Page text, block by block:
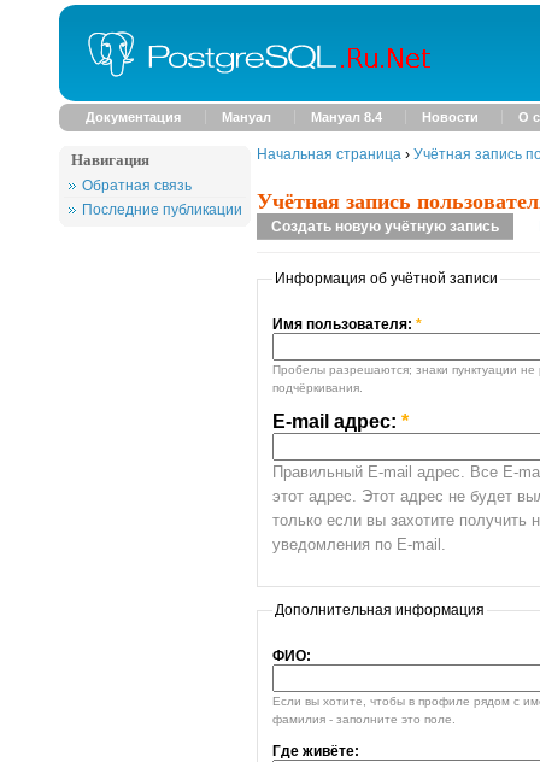
Документация Мануал Мануал 8.4 Новости О
Навигация
Обратная связь
Последние публикации
Начальная страница› Учётная запись
Учётная запись
Создать новую учётную запись
Информация об учётной записи
Имя пользователя: *
Пробелы разрешаются; знаки пунктуации
подчёркивания.
E-mail адрес: *
Правильный E-mail адрес. Все E-
этот адрес. Этот адрес не будет
только если вы захотите получить
уведомления по E-mail.
Дополнительная информация
ФИО:
Если вы хотите, чтобы в профиле рядом с
фамилия - заполните это поле.
Где живёте: